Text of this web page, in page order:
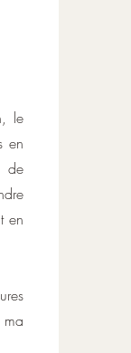
le
en
de
en